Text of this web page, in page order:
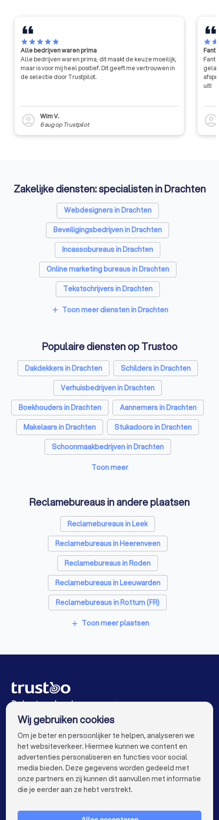
starstarstarstarstar
Alle bedrijven waren prima
Alle bedrijven waren prima, dit maakt de keuze moeilijk,
maar is voor mij heel positief. Dit geeft me vertrouwen in
de selectie door Trustpilot.
account_circle
Wim V.
6 augop Trustpilot
starstar
uit!
account_circle
Zakelijke diensten: specialisten in Drachten
Webdesigners in Drachten
Beveiligingsbedrijven in Drachten
Incassobureaus in Drachten
Online marketing bureaus in Drachten
Tekstschrijvers in Drachten
Vertaalbureaus in Drachten
Grafisch ontwerpers in Drachten
Accountants in Drachten
add Toon meer diensten in Drachten
Populaire diensten op Trustoo
Dakdekkers in Drachten
Schilders in Drachten
Verhuisbedrijven in Drachten
Boekhouders in Drachten
Aannemers in Drachten
Makelaars in Drachten
Stukadoors in Drachten
Schoonmaakbedrijven in Drachten
Airco installateurs in Drachten
Energielabel adviseurs in Drachten
Rijscholen in Drachten
Advocaten in Drachten
Toon meer
Reclamebureaus in andere plaatsen
Reclamebureaus in Leek
Reclamebureaus in Heerenveen
Reclamebureaus in Roden
Reclamebureaus in Leeuwarden
Reclamebureaus in Rottum (FR)
Reclamebureaus in Dokkum
Reclamebureaus in Assen
Reclamebureaus in Amsterdam
Reclamebureaus in Rotterdam
Reclamebureaus in Den Haag
Reclamebureaus in Utrecht
add Toon meer plaatsen
De beste reclamebureaus voor jou
VOOR PARTICULIEREN keyboard_arrow_down
Wij gebruiken cookies
Om je beter en persoonlijker te helpen, analyseren we
het websiteverkeer. Hiermee kunnen we content en
advertenties personaliseren en functies voor social
media bieden. Deze gegevens worden gedeeld met
onze partners en zij kunnen dit aanvullen met informatie
die je eerder aan ze hebt verstrekt.